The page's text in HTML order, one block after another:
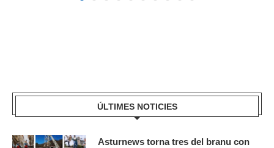
ÚLTIMES NOTICIES
Asturnews torna tres del branu con